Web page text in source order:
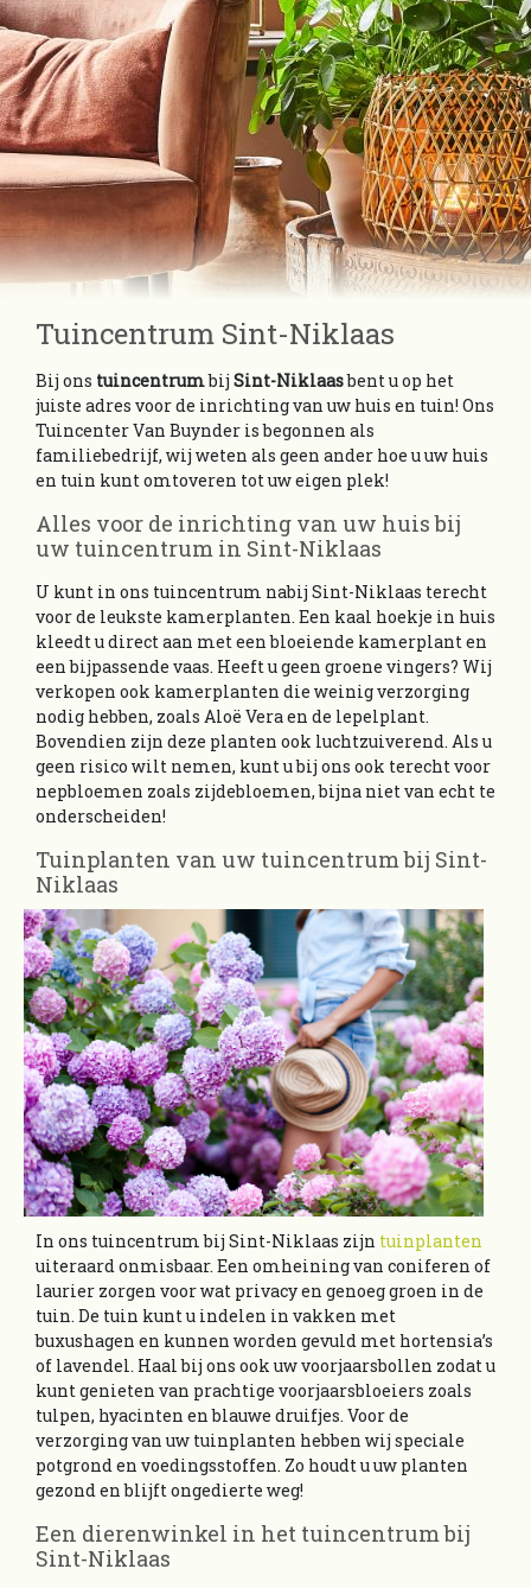
Tuincentrum Sint-Niklaas
Bij ons tuincentrumbij Sint-Niklaasbent u op het
juiste adres voor de inrichting van uw huis en tuin! Ons
Tuincenter Van Buynder is begonnen als
familiebedrijf, wij weten als geen ander hoe u uw huis
en tuin kunt omtoveren tot uw eigen plek!
Alles voor de inrichting van uw huis bij
uw tuincentrum in Sint-Niklaas
U kunt in ons tuincentrum nabij Sint-Niklaas terecht
voor de leukste kamerplanten. Een kaal hoekje in huis
kleedt u direct aan met een bloeiende kamerplant en
een bijpassende vaas. Heeft u geen groene vingers? Wij
verkopen ook kamerplanten die weinig verzorging
nodig hebben, zoals Aloë Vera en de lepelplant.
Bovendien zijn deze planten ook luchtzuiverend. Als u
geen risico wilt nemen, kunt u bij ons ook terecht voor
nepbloemen zoals zijdebloemen, bijna niet van echt te
onderscheiden!
Tuinplanten van uw tuincentrum bij Sint-
Niklaas
In ons tuincentrum bij Sint-Niklaas zijn tuinplanten
uiteraard onmisbaar. Een omheining van coniferen of
laurier zorgen voor wat privacy en genoeg groen in de
tuin. De tuin kunt u indelen in vakken met
buxushagen en kunnen worden gevuld met hortensia’s
of lavendel. Haal bij ons ook uw voorjaarsbollen zodat u
kunt genieten van prachtige voorjaarsbloeiers zoals
tulpen, hyacinten en blauwe druifjes. Voor de
verzorging van uw tuinplanten hebben wij speciale
potgrond en voedingsstoffen. Zo houdt u uw planten
gezond en blijft ongedierte weg!
Een dierenwinkel in het tuincentrum bij
Sint-Niklaas